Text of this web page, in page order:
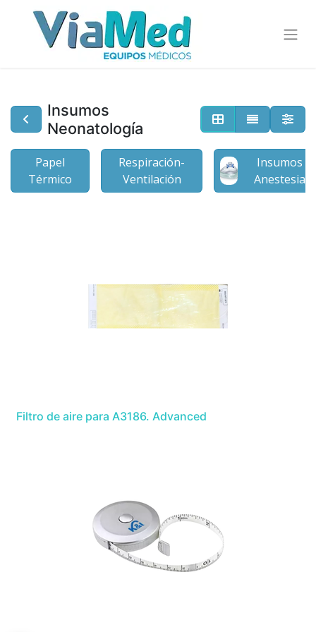
Insumos
Neonatología
Papel
Térmico
Respiración-
Ventilación
Insumos
Anestesia
Filtro de aire para A3186. Advanced